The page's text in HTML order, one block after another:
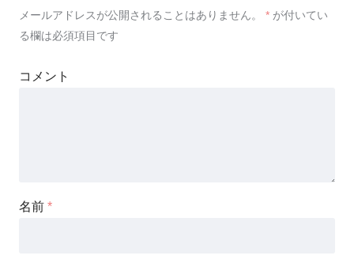
メールアドレスが公開されることはありません。 * が付いてい
る欄は必須項目です
コメント
名前 *